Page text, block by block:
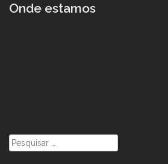
Onde estamos
Pesquisar
por: